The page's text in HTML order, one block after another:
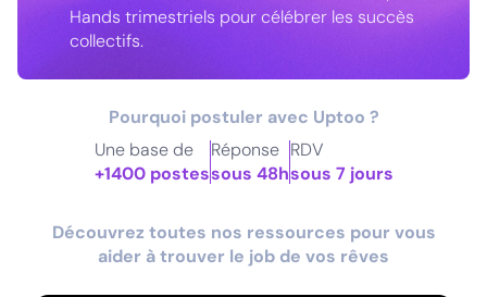
Hands trimestriels pour célébrer les succès
collectifs.
Pourquoi postuler avec Uptoo ?
Une base de
+1400 postes
Réponse
sous 48h
RDV
sous 7 jours
Découvrez toutes nos ressources pour vous
aider à trouver le job de vos rêves